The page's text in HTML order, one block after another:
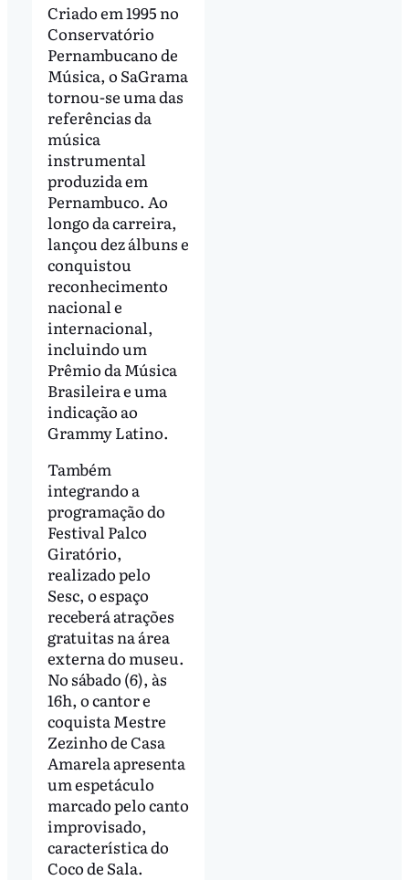
Criado em 1995 no
Conservatório
Pernambucano de
Música, o SaGrama
tornou-se uma das
referências da
música
instrumental
produzida em
Pernambuco. Ao
longo da carreira,
lançou dez álbuns e
conquistou
reconhecimento
nacional e
internacional,
incluindo um
Prêmio da Música
Brasileira e uma
indicação ao
Grammy Latino.
Também
integrando a
programação do
Festival Palco
Giratório,
realizado pelo
Sesc, o espaço
receberá atrações
gratuitas na área
externa do museu.
No sábado (6), às
16h, o cantor e
coquista Mestre
Zezinho de Casa
Amarela apresenta
um espetáculo
marcado pelo canto
improvisado,
característica do
Coco de Sala.